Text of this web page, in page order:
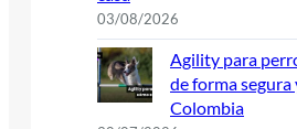
03/08/2026
Agility para
de forma
Colombia